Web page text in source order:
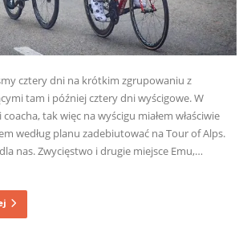
cztery dni na krótkim zgrupowaniu z
tam i później cztery dni wyścigowe. W
tak więc na wyścigu miałem właściwie
według planu zadebiutować na Tour of Alps.
nas. Zwycięstwo i drugie miejsce Emu,…